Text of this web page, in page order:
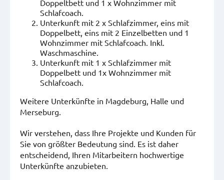
Doppeltbett und 1 x Wohnzimmer mit
Schlafcoach.
Unterkunft mit 2 x Schlafzimmer, eins mit
Doppelbett, eins mit 2 Einzelbetten und 1
Wohnzimmer mit Schlafcoach. Inkl.
Waschmaschine.
Unterkunft mit 1 x Schlafzimmer mit
Doppelbett und 1x Wohnzimmer mit
Schlafcoach.
Weitere Unterkünfte in Magdeburg, Halle und
Merseburg.
Wir verstehen, dass Ihre Projekte und Kunden für
Sie von größter Bedeutung sind. Es ist daher
entscheidend, Ihren Mitarbeitern hochwertige
Unterkünfte anzubieten.